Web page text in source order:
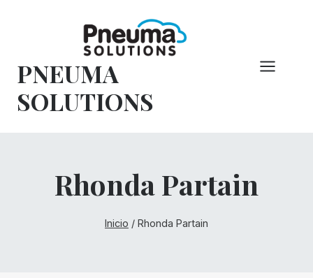
PNEUMA
SOLUTIONS
Rhonda Partain
Inicio / Rhonda Partain